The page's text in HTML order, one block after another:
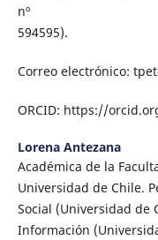
nº
594595).
Correo electrónico:
ORCID: https://
Lorena Antezana
Académica de la
Universidad de Chile.
Social (Universidad de
Información